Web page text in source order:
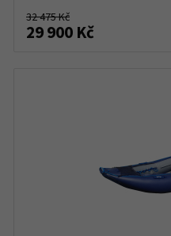
32 475 Kč
29 900 Kč